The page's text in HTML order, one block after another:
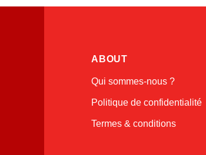
ABOUT
Qui sommes-nous ?
Politique de confidentialité
Termes & conditions